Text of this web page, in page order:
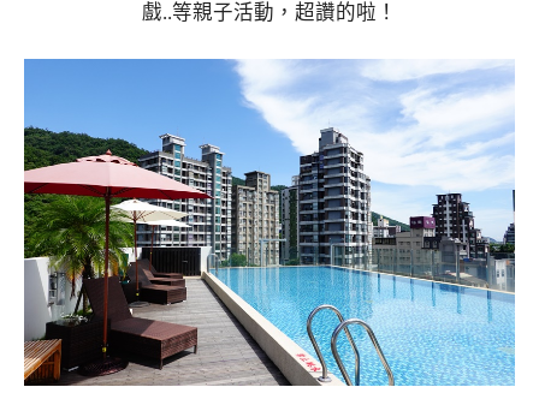
戲..等親子活動，超讚的啦！